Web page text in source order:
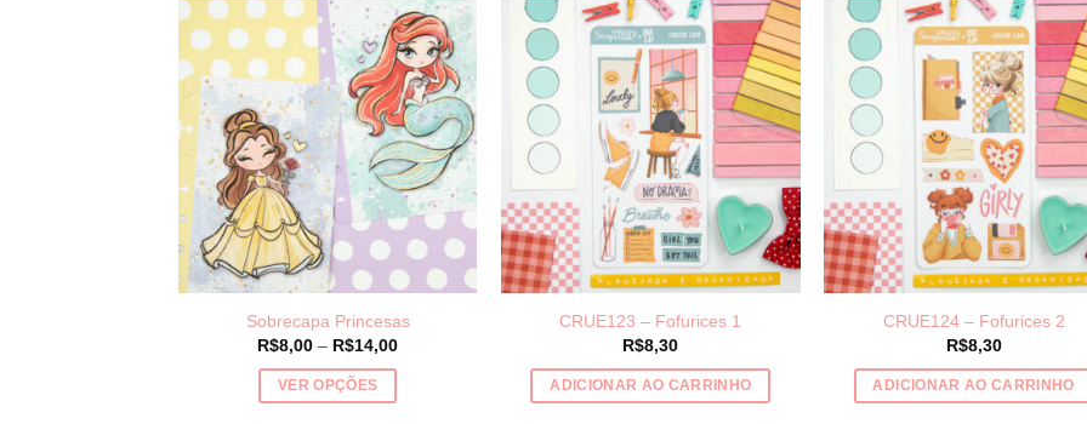
tem
várias
variantes.
As
opções
podem
ser
escolhidas
na
página
do
produto
tem
várias
variantes.
As
opções
podem
ser
escolhidas
na
página
do
produto
tem
várias
variantes.
As
opções
podem
ser
escolhidas
na
página
do
produto
Sobrecapa Princesas
R$8,00 – R$14,00Price
VER OPÇÕES
CRUE123 – Fofurices 1
R$8,30
ADICIONAR AO CARRINHO
CRUE124 – Fofurices 2
R$8,30
ADICIONAR AO CARRINHO